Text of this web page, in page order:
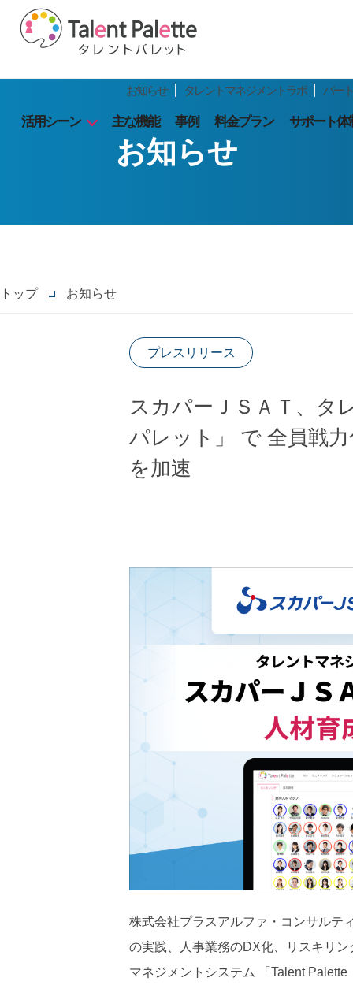
お知らせ タレントマネジメントラボ パー
活用シーン 主な機能 事例 料金プラン サポート体
お知らせ
トップ お知らせ
プレスリリース
スカパーＪＳＡＴ、タ
パレット」 で 全員戦
を加速
株式会社プラスアルファ・コンサルテ
の実践、人事業務のDX化、リスキリ
マネジメントシステム 「Talent